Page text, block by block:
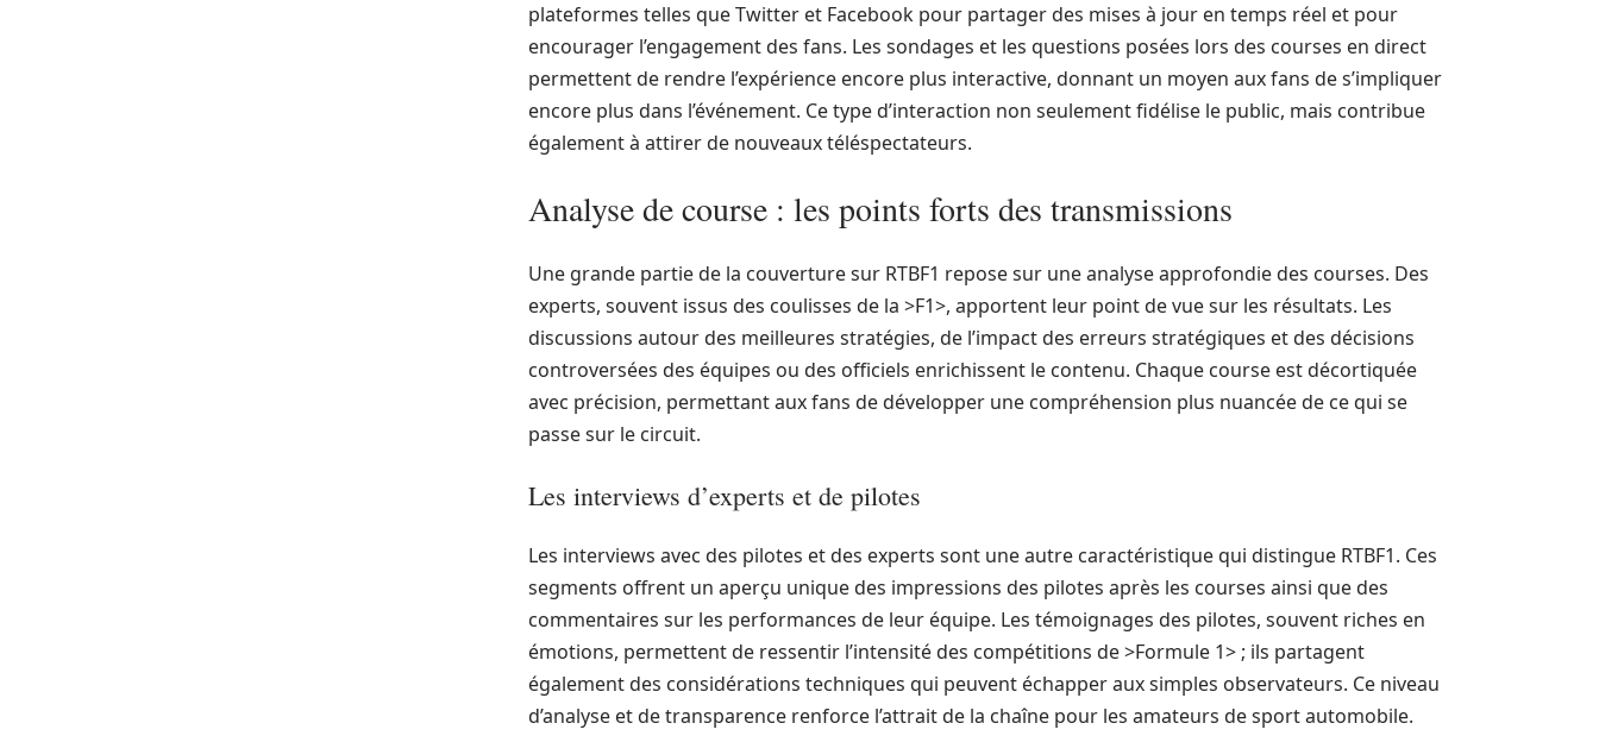
plateformes telles que Twitter et Facebook pour partager des mises à jour en temps réel et pour
encourager l’engagement des fans. Les sondages et les questions posées lors des courses en direct
permettent de rendre l’expérience encore plus interactive, donnant un moyen aux fans de s’impliquer
encore plus dans l’événement. Ce type d’interaction non seulement fidélise le public, mais contribue
également à attirer de nouveaux téléspectateurs.
Analyse de course : les points forts des transmissions
Une grande partie de la couverture sur RTBF1 repose sur une analyse approfondie des courses. Des
experts, souvent issus des coulisses de la >F1>, apportent leur point de vue sur les résultats. Les
discussions autour des meilleures stratégies, de l’impact des erreurs stratégiques et des décisions
controversées des équipes ou des officiels enrichissent le contenu. Chaque course est décortiquée
avec précision, permettant aux fans de développer une compréhension plus nuancée de ce qui se
passe sur le circuit.
Les interviews d’experts et de pilotes
Les interviews avec des pilotes et des experts sont une autre caractéristique qui distingue RTBF1. Ces
segments offrent un aperçu unique des impressions des pilotes après les courses ainsi que des
commentaires sur les performances de leur équipe. Les témoignages des pilotes, souvent riches en
émotions, permettent de ressentir l’intensité des compétitions de >Formule 1> ; ils partagent
également des considérations techniques qui peuvent échapper aux simples observateurs. Ce niveau
d’analyse et de transparence renforce l’attrait de la chaîne pour les amateurs de sport automobile.